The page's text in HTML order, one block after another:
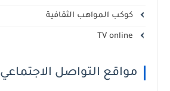
كوكب المواهب الثقافية
مواقع التواصل الاجتماعي